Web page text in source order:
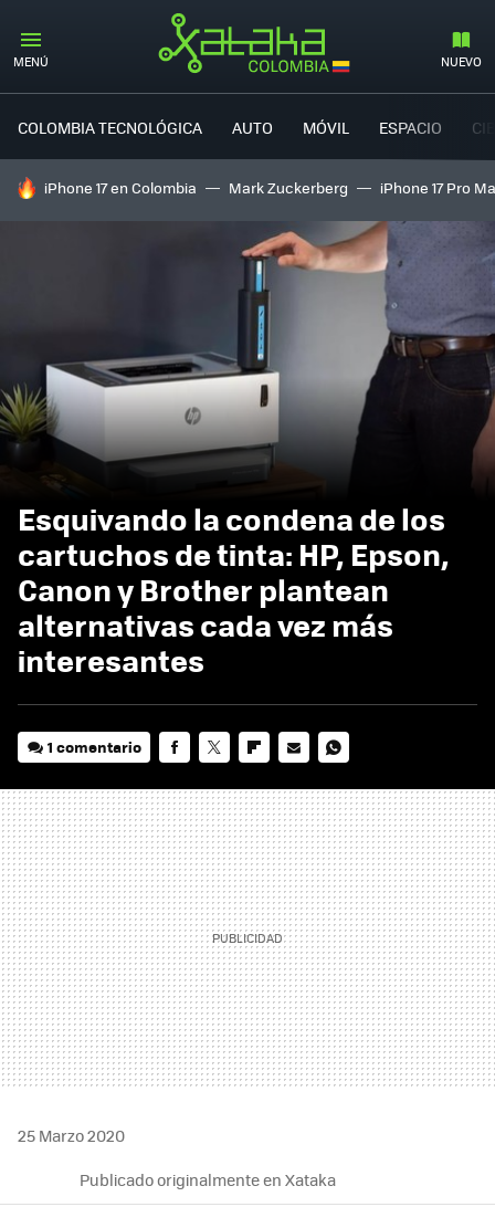
MENÚ NUEVO
COLOMBIA TECNOLÓGICA AUTO MÓVIL ESPACIO
HOY SE HABLA DE
iPhone 17 en Colombia Mark Zuckerberg iPhone 17 Pro
Esquivando la condena de los
cartuchos de tinta: HP, Epson,
Canon y Brother plantean
alternativas cada vez más
interesantes
1 comentario
MAIL
25 Marzo 2020
Publicado originalmente en Xataka